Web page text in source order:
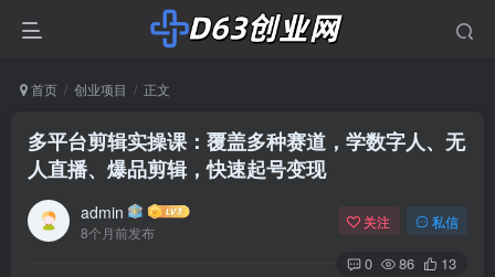
首页 创业项目 正文
多平台剪辑实操课：覆盖多种赛道，学数字人、无
人直播、爆品剪辑，快速起号变现
admin
8个月前发布
关注 私信
0 86 13